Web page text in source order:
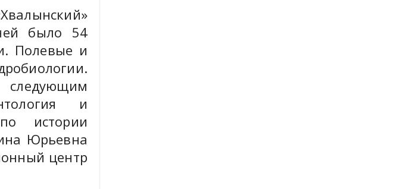
было 54
Полевые и
следующим
и
истории
Юрьевна
центр